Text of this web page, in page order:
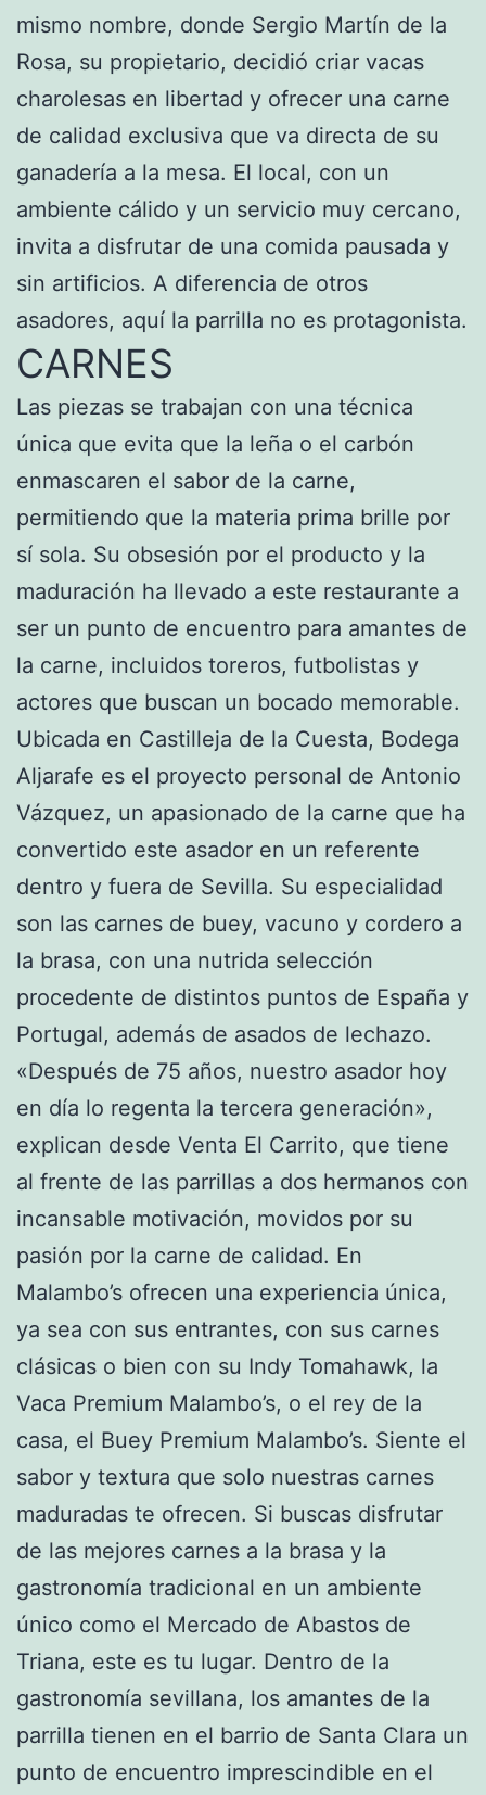
mismo nombre, donde Sergio Martín de la
Rosa, su propietario, decidió criar vacas
charolesas en libertad y ofrecer una carne
de calidad exclusiva que va directa de su
ganadería a la mesa. El local, con un
ambiente cálido y un servicio muy cercano,
invita a disfrutar de una comida pausada y
sin artificios. A diferencia de otros
asadores, aquí la parrilla no es protagonista.
CARNES
Las piezas se trabajan con una técnica
única que evita que la leña o el carbón
enmascaren el sabor de la carne,
permitiendo que la materia prima brille por
sí sola. Su obsesión por el producto y la
maduración ha llevado a este restaurante a
ser un punto de encuentro para amantes de
la carne, incluidos toreros, futbolistas y
actores que buscan un bocado memorable.
Ubicada en Castilleja de la Cuesta, Bodega
Aljarafe es el proyecto personal de Antonio
Vázquez, un apasionado de la carne que ha
convertido este asador en un referente
dentro y fuera de Sevilla. Su especialidad
son las carnes de buey, vacuno y cordero a
la brasa, con una nutrida selección
procedente de distintos puntos de España y
Portugal, además de asados de lechazo.
«Después de 75 años, nuestro asador hoy
en día lo regenta la tercera generación»,
explican desde Venta El Carrito, que tiene
al frente de las parrillas a dos hermanos con
incansable motivación, movidos por su
pasión por la carne de calidad. En
Malambo’s ofrecen una experiencia única,
ya sea con sus entrantes, con sus carnes
clásicas o bien con su Indy Tomahawk, la
Vaca Premium Malambo’s, o el rey de la
casa, el Buey Premium Malambo’s. Siente el
sabor y textura que solo nuestras carnes
maduradas te ofrecen. Si buscas disfrutar
de las mejores carnes a la brasa y la
gastronomía tradicional en un ambiente
único como el Mercado de Abastos de
Triana, este es tu lugar. Dentro de la
gastronomía sevillana, los amantes de la
parrilla tienen en el barrio de Santa Clara un
punto de encuentro imprescindible en el